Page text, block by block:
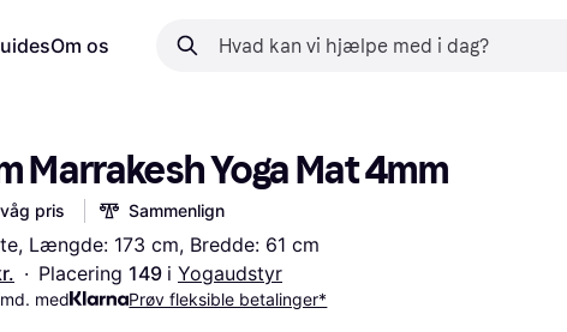
Om os
Marrakesh Yoga Mat 4mm
pris Sammenlign
Længde: 173 cm, Bredde: 61 cm
· Placering 149 i Yogaudstyr
med Prøv fleksible betalinger*